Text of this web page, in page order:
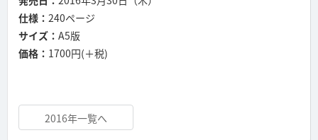
仕様： 240ページ
サイズ： A5版
価格： 1700円(＋税)
2016年一覧へ